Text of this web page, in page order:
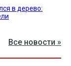
в дерево:
Все новости »